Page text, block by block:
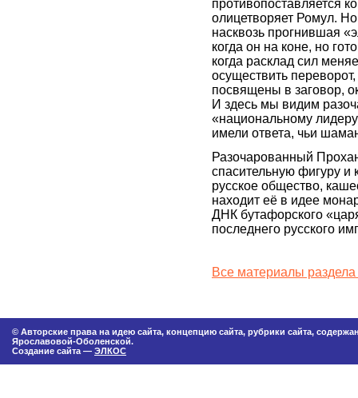
противопоставляется
олицетворяет Ромул.
насквозь прогнившая
когда он на коне, но
когда расклад сил
осуществить
посвящены в заговор,
И здесь мы видим
«национальному
имели ответа, чьи
Разочарованный
спасительную фигуру и
русское общество,
находит её в идее
ДНК бутафорского
последнего русского
Все материалы
© Авторские права на идею сайта, концепцию сайта, рубрики сайта,
Ярославовой-Оболенской.
Создание сайта — ЭЛКОС